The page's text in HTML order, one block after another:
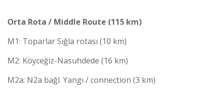
Orta Rota / Middle Route (115 km)
M1: Toparlar Sığla rotası (10 km)
M2: Köyceğiz-Nasuhdede (16 km)
M2a: N2a bağl. Yangı / connection (3 km)